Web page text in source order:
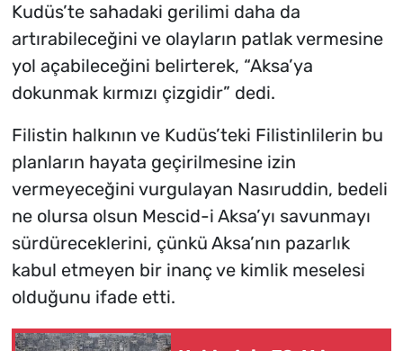
Kudüs’te sahadaki gerilimi daha da
artırabileceğini ve olayların patlak vermesine
yol açabileceğini belirterek, “Aksa’ya
dokunmak kırmızı çizgidir” dedi.
Filistin halkının ve Kudüs’teki Filistinlilerin bu
planların hayata geçirilmesine izin
vermeyeceğini vurgulayan Nasıruddin, bedeli
ne olursa olsun Mescid-i Aksa’yı savunmayı
sürdüreceklerini, çünkü Aksa’nın pazarlık
kabul etmeyen bir inanç ve kimlik meselesi
olduğunu ifade etti.